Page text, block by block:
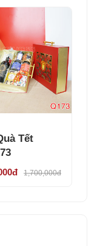
Tết
1,700,000đ